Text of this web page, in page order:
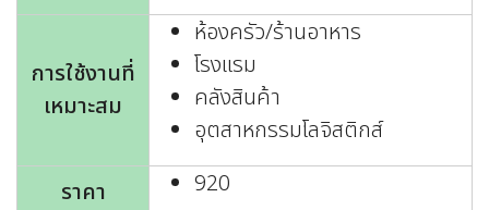
การใช้งานที่
เหมาะสม
ห้องครัว/ร้านอาหาร
โรงแรม
คลังสินค้า
อุตสาหกรรมโลจิสติกส์
ราคา
920